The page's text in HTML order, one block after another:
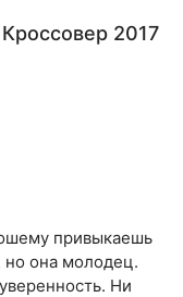
2017
привыкаешь
но она молодец.
Ни